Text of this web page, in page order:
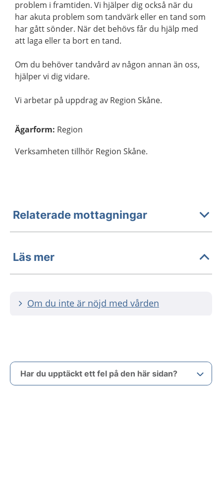
problem i framtiden. Vi hjälper dig också när du
har akuta problem som tandvärk eller en tand som
har gått sönder. När det behövs får du hjälp med
att laga eller ta bort en tand.
Om du behöver tandvård av någon annan än oss,
hjälper vi dig vidare.
Vi arbetar på uppdrag av Region Skåne.
Ägarform: Region
Verksamheten tillhör Region Skåne.
Relaterade mottagningar
Läs mer
Om du inte är nöjd med vården
Har du upptäckt ett fel på den här sidan?